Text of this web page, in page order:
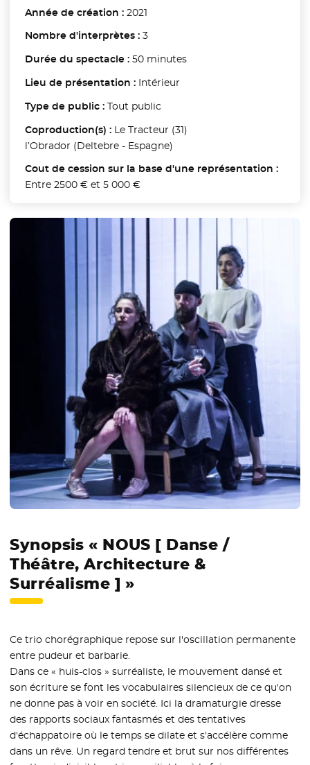
Année de création : 2021
Nombre d'interprètes : 3
Durée du spectacle : 50 minutes
Lieu de présentation : Intérieur
Type de public : Tout public
Coproduction(s) : Le Tracteur (31)
l’Obrador (Deltebre - Espagne)
Cout de cession sur la base d'une représentation :
Entre 2500 € et 5 000 €
Synopsis « NOUS [ Danse /
Théâtre, Architecture &
Surréalisme ] »
Ce trio chorégraphique repose sur l'oscillation permanente
entre pudeur et barbarie.
Dans ce « huis-clos » surréaliste, le mouvement dansé et
son écriture se font les vocabulaires silencieux de ce qu'on
ne donne pas à voir en société. Ici la dramaturgie dresse
des rapports sociaux fantasmés et des tentatives
d'échappatoire où le temps se dilate et s'accélère comme
dans un rêve. Un regard tendre et brut sur nos différentes